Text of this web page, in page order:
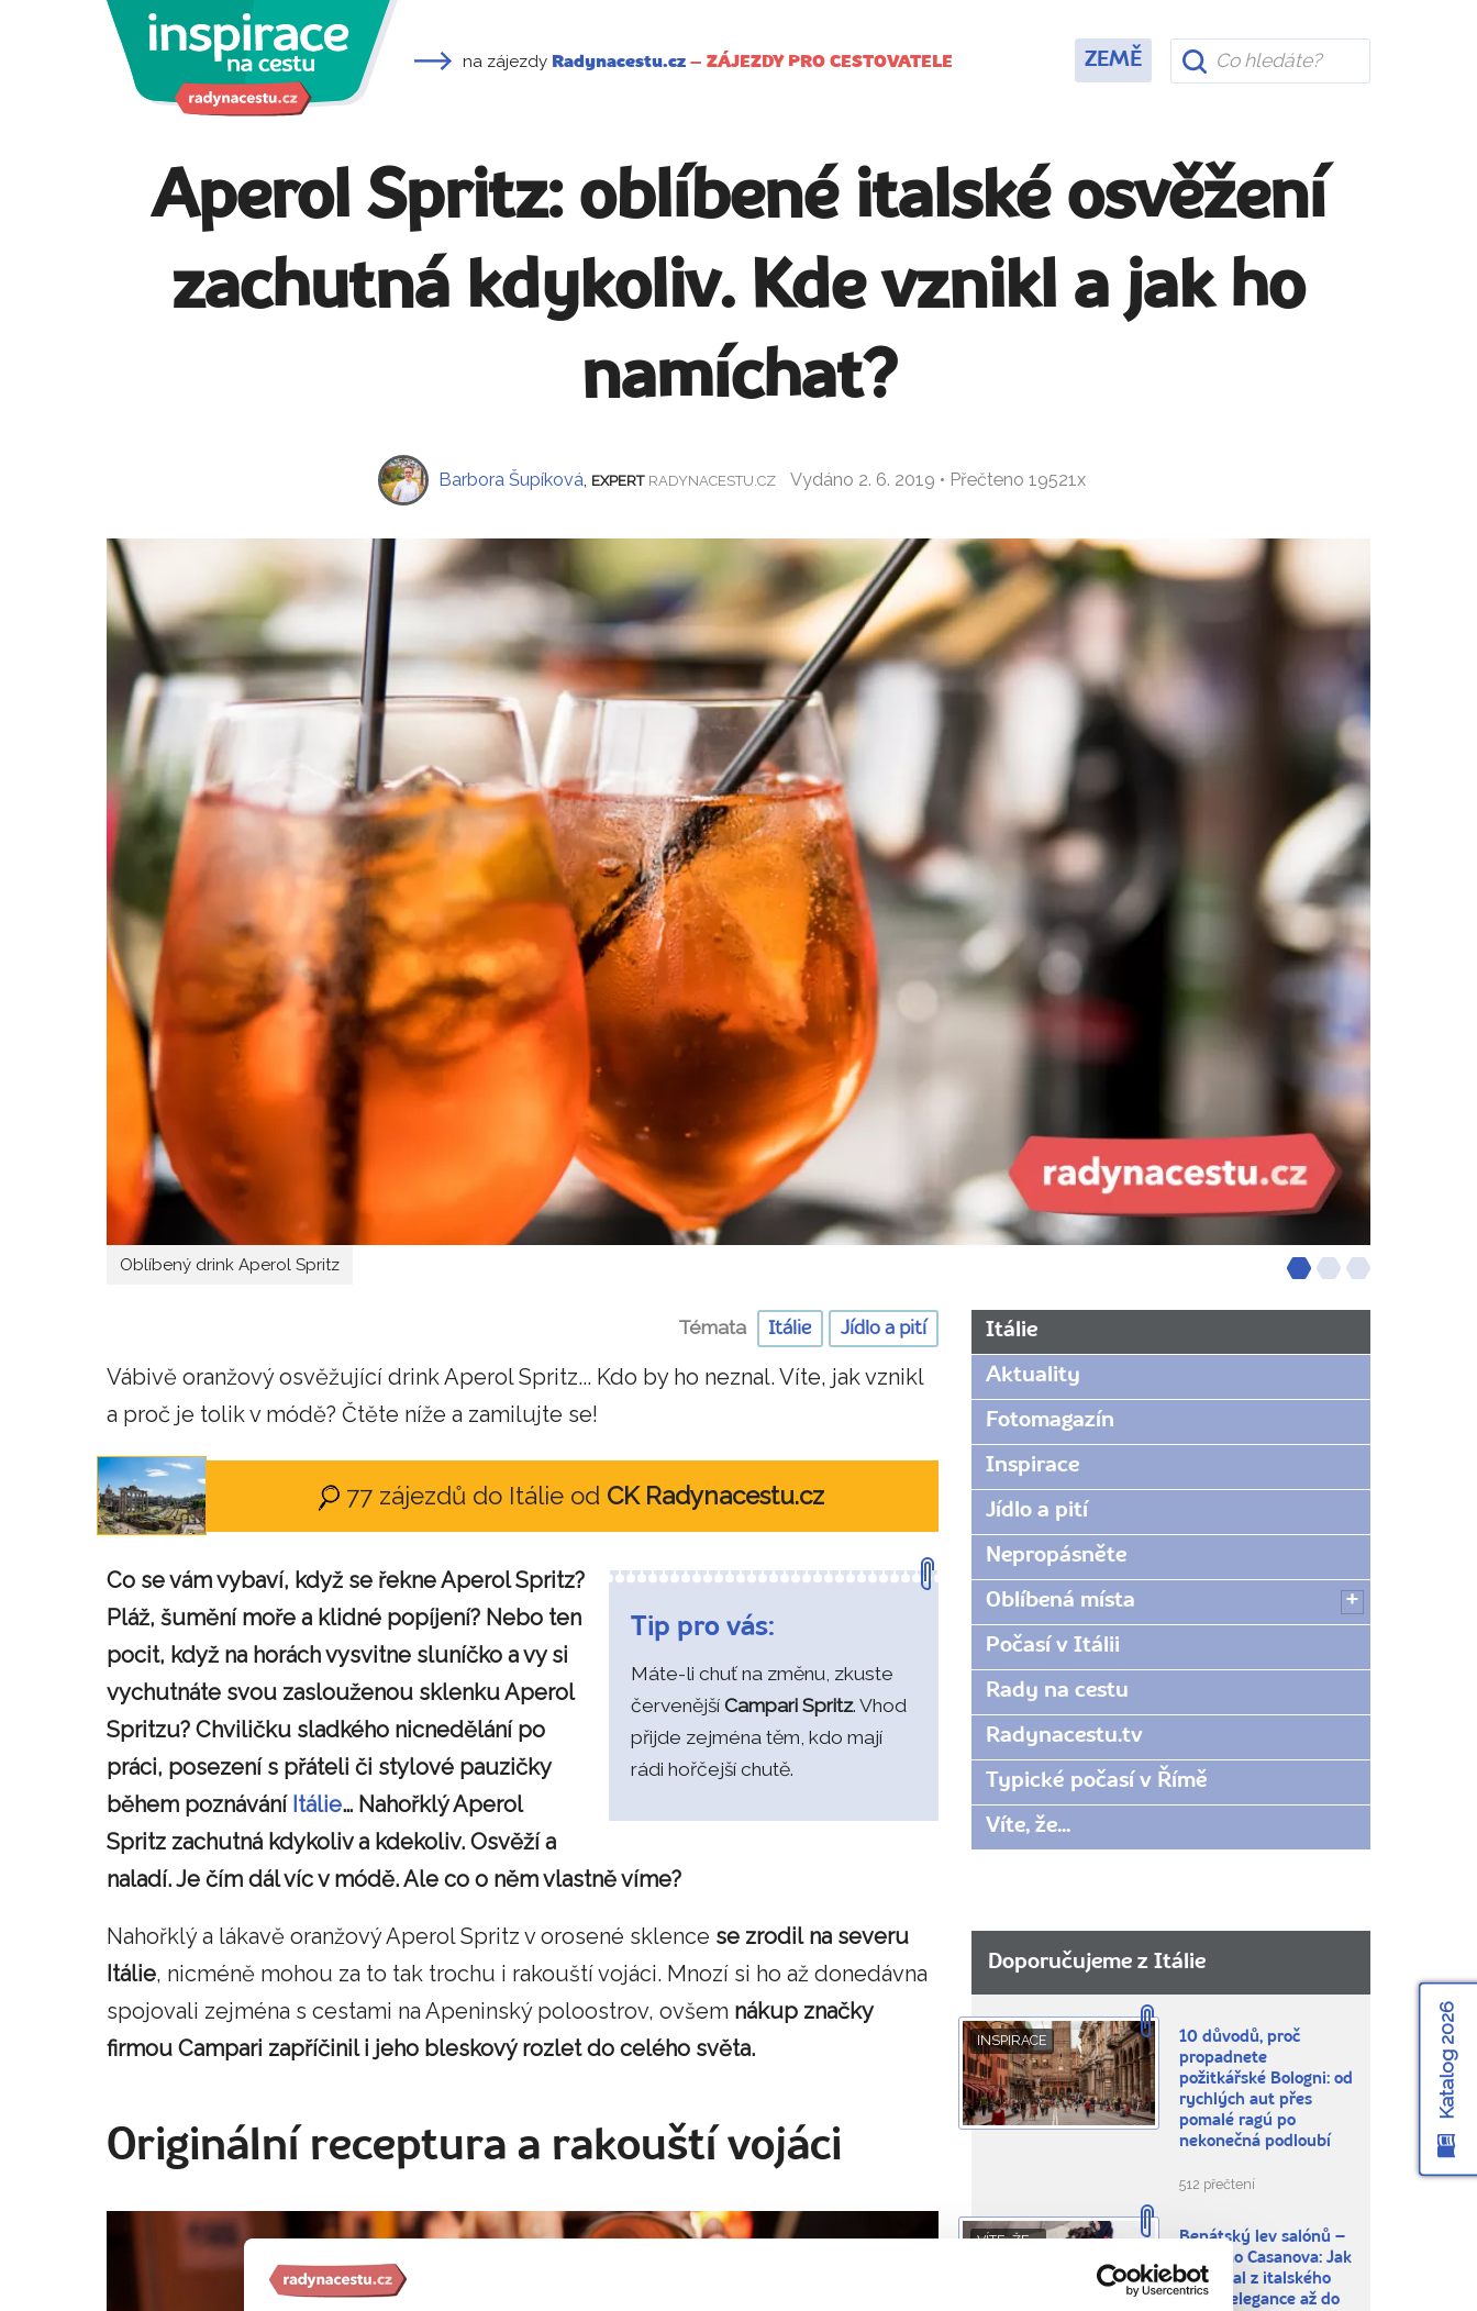
na zájezdy Radynacestu.cz – ZÁJEZDY PRO CESTOVATELE ZEMĚ
Aperol Spritz: oblíbené italské osvěžení
zachutná kdykoliv. Kde vznikl a jak ho
namíchat?
Barbora Šupíková, EXPERT RADYNACESTU.CZ Vydáno 2. 6. 2019 • Přečteno 19521x
Oblíbený drink Aperol Spritz
Témata Itálie Jídlo a pití
Vábivě oranžový osvěžující drink Aperol Spritz... Kdo by ho neznal. Víte, jak vznikl
a proč je tolik v módě? Čtěte níže a zamilujte se!
77 zájezdů do Itálie od CK Radynacestu.cz
Tip pro vás:
Máte-li chuť na změnu, zkuste
červenější Campari Spritz. Vhod
přijde zejména těm, kdo mají
rádi hořčejší chutě.
Co se vám vybaví, když se řekne Aperol Spritz?
Pláž, šumění moře a klidné popíjení? Nebo ten
pocit, když na horách vysvitne sluníčko a vy si
vychutnáte svou zaslouženou sklenku Aperol
Spritzu? Chviličku sladkého nicnedělání po
práci, posezení s přáteli či stylové pauzičky
během poznávání Itálie… Nahořklý Aperol
Spritz zachutná kdykoliv a kdekoliv. Osvěží a
naladí. Je čím dál víc v módě. Ale co o něm vlastně víme?
Nahořklý a lákavě oranžový Aperol Spritz v orosené sklence se zrodil na severu
Itálie, nicméně mohou za to tak trochu i rakouští vojáci. Mnozí si ho až donedávna
spojovali zejména s cestami na Apeninský poloostrov, ovšem nákup značky
firmou Campari zapříčinil i jeho bleskový rozlet do celého světa.
Originální receptura a rakouští vojáci
Itálie
Aktuality
Fotomagazín
Inspirace
Jídlo a pití
Nepropásněte
Oblíbená místa
Počasí v Itálii
Rady na cestu
Radynacestu.tv
Typické počasí v Římě
Víte, že...
Doporučujeme z Itálie
INSPIRACE
10 důvodů, proč
propadnete
požitkářské Bologni: od
rychlých aut přes
pomalé ragú po
nekonečná podloubí
512 přečtení
VÍTE, ŽE...
Benátský lev salónů –
Giacomo Casanova: Jak
se dostal z italského
města elegance až do
Katalog 2026